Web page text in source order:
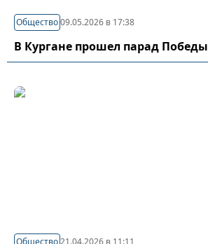
Общество09.05.2026 в 17:38
В Кургане прошел парад Победы
Общество21.04.2026 в 11:11